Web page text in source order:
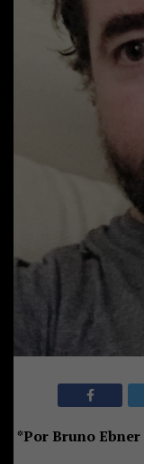
*Por Bruno Ebner